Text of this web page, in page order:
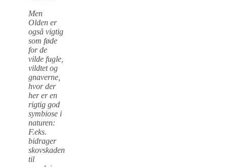
Men
Olden er
også vigtig
som føde
for de
vilde fugle,
vildtet og
gnaverne,
hvor der
her er en
rigtig god
symbiose i
naturen:
F.eks.
bidrager
skovskaden
til